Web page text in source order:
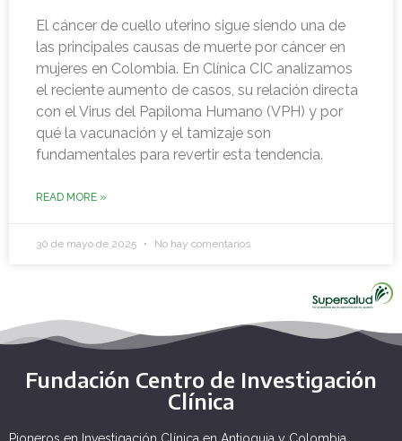
El cáncer de cuello uterino sigue siendo una de
las principales causas de muerte por cáncer en
mujeres en Colombia. En Clínica CIC analizamos
el reciente aumento de casos, su relación directa
con el Virus del Papiloma Humano (VPH) y por
qué la vacunación y el tamizaje son
fundamentales para revertir esta tendencia.
READ MORE »
30 de mayo de 2025 No hay comentarios
Fundación Centro de Investigación
Clínica